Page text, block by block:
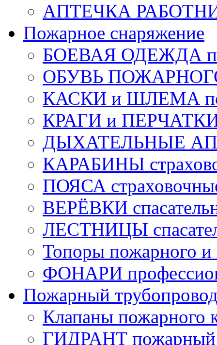
АПТЕЧКА
Пожарное снаряжение
БОЕВАЯ ОДЕЖДА
ОБУВЬ
КАСКИ и ШЛЕМА
КРАГИ и ПЕРЧАТКИ
ДЫХАТЕЛЬНЫЕ
КАРАБИНЫ
ПОЯСА
ВЕРЁВКИ
ЛЕСТНИЦЫ
Топоры пожарного и
ФОНАРИ
Пожарный
Клапаны пожарного
ГИДРАНТ пожарный